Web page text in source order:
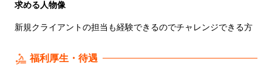
求める人物像
新規クライアントの担当も経験できるのでチャレンジできる方
福利厚生・待遇